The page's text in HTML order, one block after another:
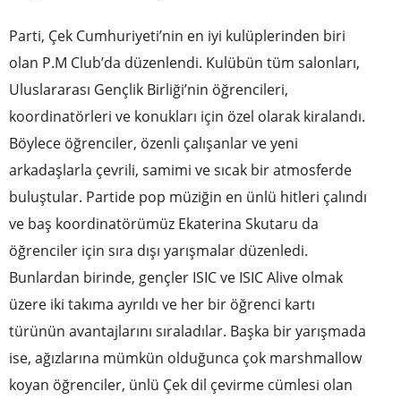
Parti, Çek Cumhuriyeti’nin en iyi kulüplerinden biri
olan P.M Club’da düzenlendi. Kulübün tüm salonları,
Uluslararası Gençlik Birliği’nin öğrencileri,
koordinatörleri ve konukları için özel olarak kiralandı.
Böylece öğrenciler, özenli çalışanlar ve yeni
arkadaşlarla çevrili, samimi ve sıcak bir atmosferde
buluştular. Partide pop müziğin en ünlü hitleri çalındı
ve baş koordinatörümüz Ekaterina Skutaru da
öğrenciler için sıra dışı yarışmalar düzenledi.
Bunlardan birinde, gençler ISIC ve ISIC Alive olmak
üzere iki takıma ayrıldı ve her bir öğrenci kartı
türünün avantajlarını sıraladılar. Başka bir yarışmada
ise, ağızlarına mümkün olduğunca çok marshmallow
koyan öğrenciler, ünlü Çek dil çevirme cümlesi olan